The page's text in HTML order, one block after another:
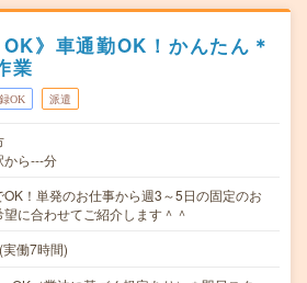
OK》車通勤OK！かんたん＊
業
OK 派遣
から---分
！単発のお仕事から週3～5日の固定のお
に合わせてご紹介します＾＾
働7時間)